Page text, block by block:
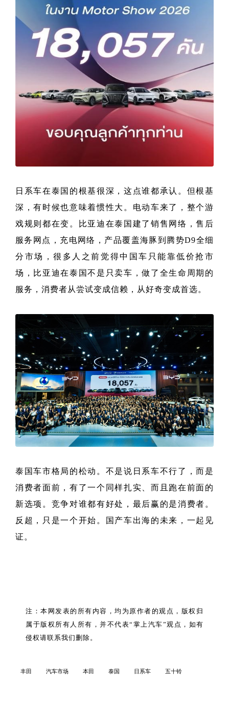
日系车在泰国的根基很深，这点谁都承认。但根基
深，有时候也意味着惯性大。电动车来了，整个游
戏规则都在变。比亚迪在泰国建了销售网络，售后
服务网点，充电网络，产品覆盖海豚到腾势D9全细
分市场，很多人之前觉得中国车只能靠低价抢市
场，比亚迪在泰国不是只卖车，做了全生命周期的
服务，消费者从尝试变成信赖，从好奇变成首选。
泰国车市格局的松动。不是说日系车不行了，而是
消费者面前，有了一个同样扎实、而且跑在前面的
新选项。竞争对谁都有好处，最后赢的是消费者。
反超，只是一个开始。国产车出海的未来，一起见
证。
注：本网发表的所有内容，均为原作者的观点，版权归
属于版权所有人所有，并不代表“掌上汽车”观点，如有
侵权请联系我们删除。
丰田 汽车市场 本田 泰国 日系车 五十铃